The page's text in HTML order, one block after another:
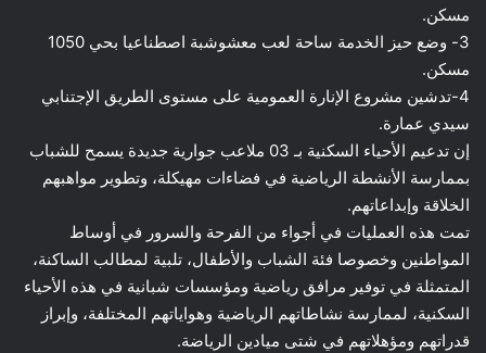
مسكن.
3- وضع حيز الخدمة ساحة لعب معشوشبة اصطناعيا بحي 1050
مسكن.
4-تدشين مشروع الإنارة العمومية على مستوى الطريق الإجتنابي
سيدي عمارة.
إن تدعيم الأحياء السكنية بـ 03 ملاعب جوارية جديدة يسمح للشباب
بممارسة الأنشطة الرياضية في فضاءات مهيكلة، وتطوير مواهبهم
الخلاقة وإبداعاتهم.
تمت هذه العمليات في أجواء من الفرحة والسرور في أوساط
المواطنين وخصوصا فئة الشباب والأطفال، تلبية لمطالب الساكنة،
المتمثلة في توفير مرافق رياضية ومؤسسات شبانية في هذه الأحياء
السكنية، لممارسة نشاطاتهم الرياضية وهواياتهم المختلفة، وإبراز
قدراتهم ومؤهلاتهم في شتى ميادين الرياضة.